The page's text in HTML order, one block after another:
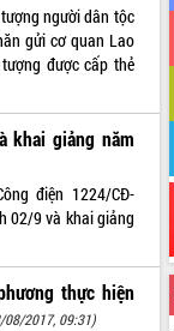
người dân tộc
gửi cơ quan Lao
được cấp thẻ
khai giảng năm
điện 1224/CĐ-
02/9 và khai giảng
thực hiện
08/2017, 09:31)